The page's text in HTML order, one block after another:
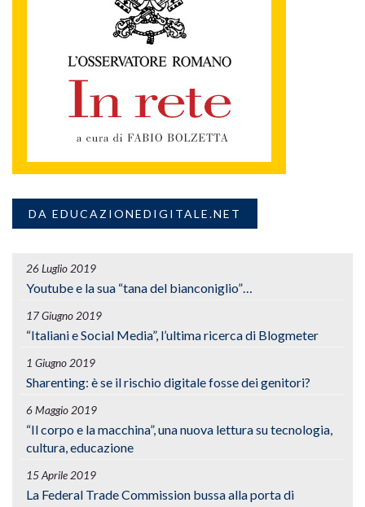
DA EDUCAZIONEDIGITALE.NET
26 Luglio 2019
Youtube e la sua “tana del bianconiglio”…
17 Giugno 2019
“Italiani e Social Media”, l’ultima ricerca di Blogmeter
1 Giugno 2019
Sharenting: è se il rischio digitale fosse dei genitori?
6 Maggio 2019
“Il corpo e la macchina”, una nuova lettura su tecnologia,
cultura, educazione
15 Aprile 2019
La Federal Trade Commission bussa alla porta di